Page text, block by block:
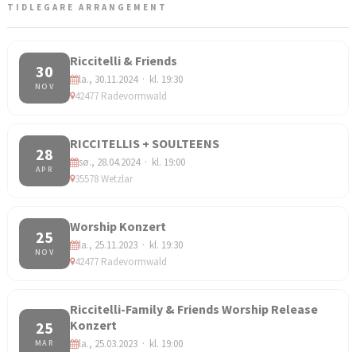
TIDLEGARE ARRANGEMENT
30
NOV
Riccitelli & Friends
la., 30.11.2024 · kl. 19:30
42477 Radevormwald
28
APR
RICCITELLIS + SOULTEENS
sø., 28.04.2024 · kl. 19:00
35578 Wetzlar
25
NOV
Worship Konzert
la., 25.11.2023 · kl. 19:30
42477 Radevormwald
25
MAR
Riccitelli-Family & Friends Worship Release
Konzert
la., 25.03.2023 · kl. 19:00